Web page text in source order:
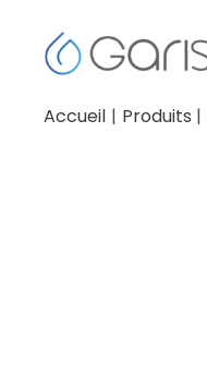
Accueil Produits